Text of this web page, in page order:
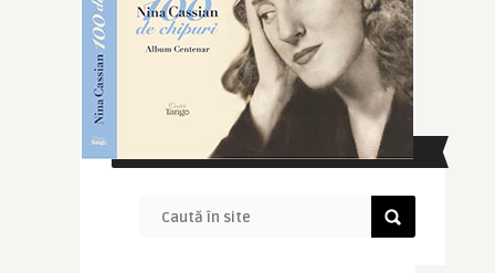
CAUTĂ ÎN SITE